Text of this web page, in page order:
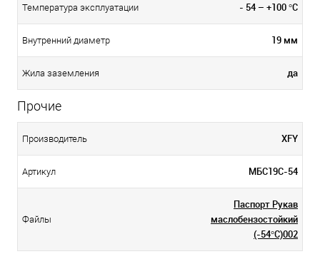
Температура эксплуатации - 54 – +100 °С
Внутренний диаметр 19 мм
Жила заземления да
Прочие
Производитель XFY
Артикул МБС19C-54
Файлы
Паспорт Рукав
маслобензостойкий
(-54°C)002